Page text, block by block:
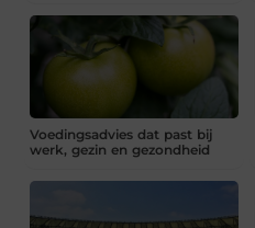
Voedingsadvies dat past bij
werk, gezin en gezondheid